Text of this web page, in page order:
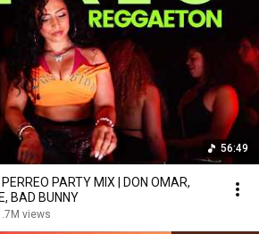
56:49
PARTY MIX | DON OMAR,
BAD BUNNY
views